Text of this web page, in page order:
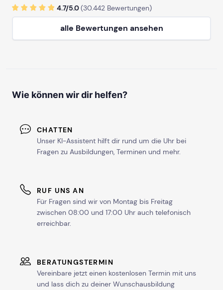
4.7/5.0(30.442 Bewertungen)
alle Bewertungen ansehen
Wie können wir dir helfen?
CHATTEN
Unser KI-Assistent hilft dir rund um die Uhr bei
Fragen zu Ausbildungen, Terminen und mehr.
RUF UNS AN
Für Fragen sind wir von Montag bis Freitag
zwischen 08:00 und 17:00 Uhr auch telefonisch
erreichbar.
BERATUNGSTERMIN
Vereinbare jetzt einen kostenlosen Termin mit uns
und lass dich zu deiner Wunschausbildung